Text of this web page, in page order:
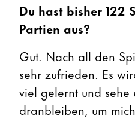
Du hast bisher 122
Partien aus?
Gut. Nach all den
sehr zufrieden. Es
viel gelernt und
dranbleiben, um